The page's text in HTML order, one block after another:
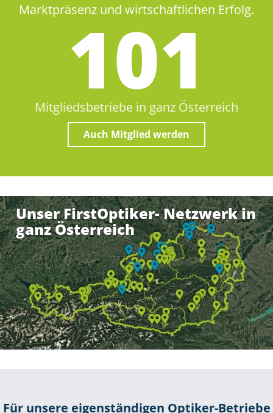
Marktpräsenz und wirtschaftlichen Erfolg.
105
Mitgliedsbetriebe in ganz Österreich
Auch Mitglied werden
Unser FirstOptiker- Netzwerk in
ganz Österreich
Für unsere eigenständigen Optiker-Betriebe